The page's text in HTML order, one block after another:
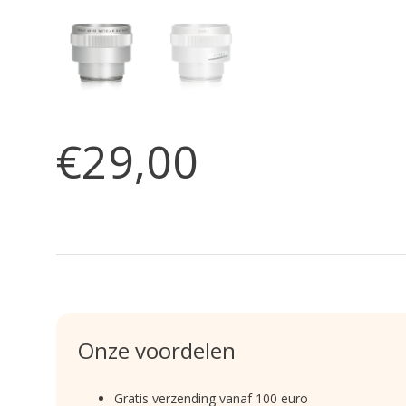
€29,00
Onze voordelen
Gratis verzending vanaf 100 euro